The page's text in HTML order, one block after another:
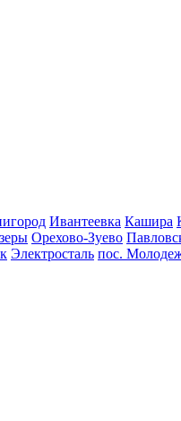
Ивантеевка Кашира
Орехово-Зуево
Электросталь пос.